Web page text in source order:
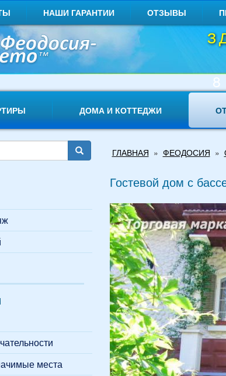
НАШИ ГАРАНТИИ ОТЗЫВЫ
ДОМА И КОТТЕДЖИ
места
здесь
ГЛАВНАЯ » ФЕОДОСИЯ »
Гостевой дом с